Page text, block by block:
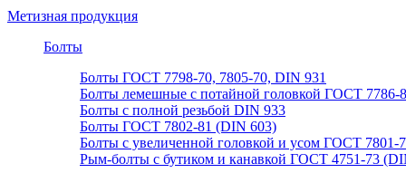
Метизная продукция
Болты
Болты ГОСТ 7798-70, 7805-70, DIN 931
Болты лемешные с потайной головкой ГОСТ 7786-
Болты с полной резьбой DIN 933
Болты ГОСТ 7802-81 (DIN 603)
Болты с увеличенной головкой и усом ГОСТ 7801-
Рым-болты с бутиком и канавкой ГОСТ 4751-73